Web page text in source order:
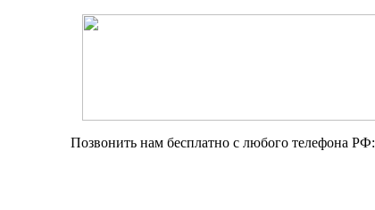
Позвонить нам бесплатно с любого телефона РФ: